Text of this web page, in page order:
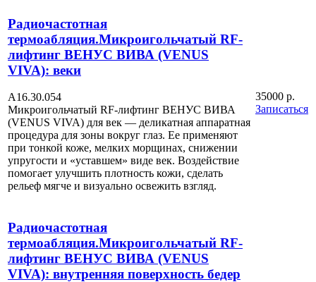
Радиочастотная
термоабляция.Микроигольчатый RF-
лифтинг ВЕНУС ВИВА (VENUS
VIVA): веки
А16.30.054
Микроигольчатый RF-лифтинг ВЕНУС ВИВА
(VENUS VIVA) для век — деликатная аппаратная
процедура для зоны вокруг глаз. Ее применяют
при тонкой коже, мелких морщинах, снижении
упругости и «уставшем» виде век. Воздействие
помогает улучшить плотность кожи, сделать
рельеф мягче и визуально освежить взгляд.
35000 р.
Записаться
Радиочастотная
термоабляция.Микроигольчатый RF-
лифтинг ВЕНУС ВИВА (VENUS
VIVA): внутренняя поверхность бедер